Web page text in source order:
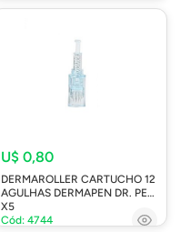
U$ 0,80
DERMAROLLER CARTUCHO 12
AGULHAS DERMAPEN DR. PEN
X5
Cód: 4744